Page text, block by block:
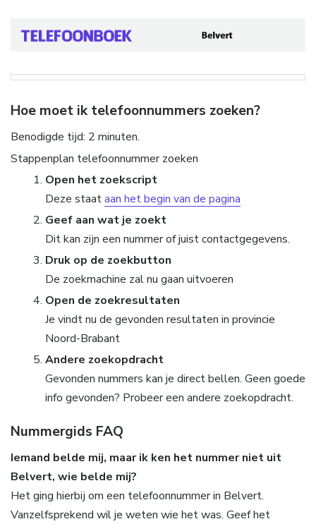
Hoe moet ik telefoonnummers zoeken?
Benodigde tijd: 2 minuten.
Stappenplan telefoonnummer zoeken
Open het zoekscript
Deze staataan het begin van de pagina
Geef aan wat je zoekt
Dit kan zijn een nummer of juist contactgegevens.
Druk op de zoekbutton
De zoekmachine zal nu gaan uitvoeren
Open de zoekresultaten
Je vindt nu de gevonden resultaten in provincie
Noord-Brabant
Andere zoekopdracht
Gevonden nummers kan je direct bellen. Geen goede
info gevonden? Probeer een andere zoekopdracht.
Nummergids FAQ
Iemand belde mij, maar ik ken het nummer niet uit
Belvert, wie belde mij?
Het ging hierbij om een telefoonnummer in Belvert.
Vanzelfsprekend wil je weten wie het was. Geef het